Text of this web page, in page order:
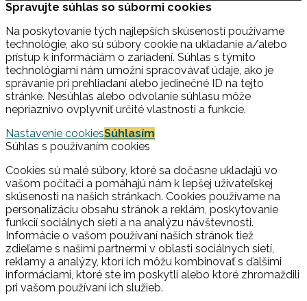
Spravujte súhlas so súbormi cookies
Na poskytovanie tých najlepších skúseností používame
technológie, ako sú súbory cookie na ukladanie a/alebo
prístup k informáciám o zariadení. Súhlas s týmito
technológiami nám umožní spracovávať údaje, ako je
správanie pri prehliadaní alebo jedinečné ID na tejto
stránke. Nesúhlas alebo odvolanie súhlasu môže
nepriaznivo ovplyvniť určité vlastnosti a funkcie.
Nastavenie cookiesSúhlasím
Súhlas s používaním cookies
Cookies sú malé súbory, ktoré sa dočasne ukladajú vo
vašom počítači a pomáhajú nám k lepšej užívateľskej
skúsenosti na našich stránkach. Cookies používame na
personalizáciu obsahu stránok a reklám, poskytovanie
funkcií sociálnych sietí a na analýzu návštevnosti.
Informácie o vašom používaní našich stránok tiež
zdieľame s našimi partnermi v oblasti sociálnych sietí,
reklamy a analýzy, ktorí ich môžu kombinovať s ďalšími
informáciami, ktoré ste im poskytli alebo ktoré zhromaždili
pri vašom používaní ich služieb.